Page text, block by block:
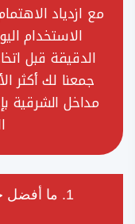
مع ازدياد
الاستخدام
الدقيقة قبل
جمعنا لك أكثر
مداخل الشرقية
1. ما أفضل